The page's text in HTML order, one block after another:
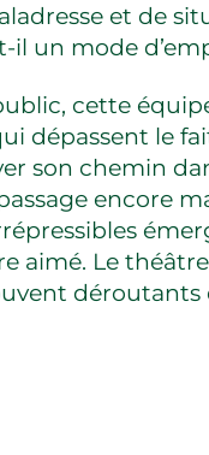
et de
il un mode
cette
dépassent le
son chemin
encore
aimé. Le